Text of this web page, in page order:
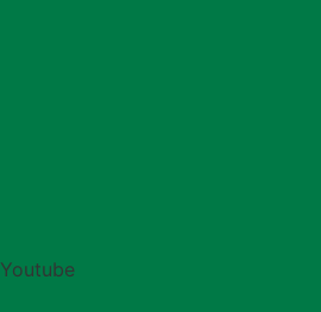
Youtube